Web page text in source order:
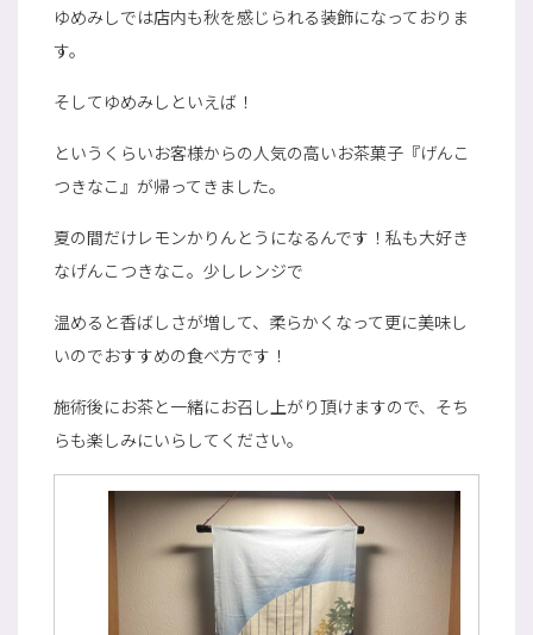
ゆめみしでは店内も秋を感じられる装飾になっておりま
す。
そしてゆめみしといえば！
というくらいお客様からの人気の高いお茶菓子『げんこ
つきなこ』が帰ってきました。
夏の間だけレモンかりんとうになるんです！私も大好き
なげんこつきなこ。少しレンジで
温めると香ばしさが増して、柔らかくなって更に美味し
いのでおすすめの食べ方です！
施術後にお茶と一緒にお召し上がり頂けますので、そち
らも楽しみにいらしてください。